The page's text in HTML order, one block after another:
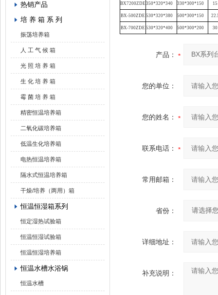
热销产品
培 养 箱 系 列
振荡培养箱
人 工 气 候 箱
光 照 培 养 箱
生 化 培 养 箱
霉 菌 培 养 箱
精密恒温培养箱
二氧化碳培养箱
低温生化培养箱
电热恒温培养箱
隔水式恒温培养箱
干燥/培养（两用）箱
恒温恒湿箱系列
恒定湿热试验箱
恒温恒湿试验箱
恒温恒湿培养箱
恒温水槽水浴锅
恒温水槽
BX7200ZDE 350*320*340 330*300*150 15
BX-500ZDE 530*320*380 500*300*150
BX-700ZDE 530*320*400 500*300*200 30
产品：
您的单位：
您的姓名：
联系电话：
常用邮箱：
省份：
详细地址：
补充说明：